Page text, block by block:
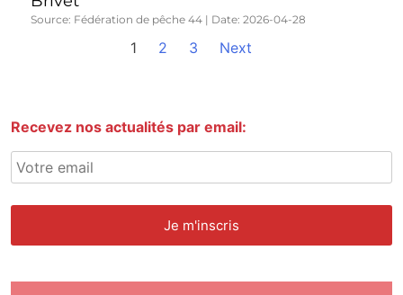
Source: Fédération de pêche 44 Date: 2026-04-28
1 2 3 Next
Recevez nos actualités par email: